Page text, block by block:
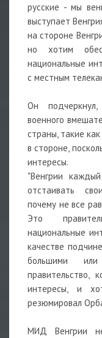
русские - мы
выступает
на стороне
но хотим
национальные
с местным
Он
военного
страны, такие
в стороне,
интересы.
"Венгрии
отстаивать
почему не все
Это
национальные
качестве
большими
правительство,
интересы, и
резюмировал
МИД Венгрии